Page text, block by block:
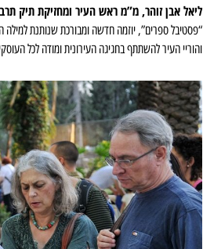
ליאל אבן זוהר, מ”מ ראש העיר ומחזיקת תיק
“פסטיבל ספרים”, יוזמה חדשה ומבורכת שנותנת למילה
והוריי העיר להשתתף בחגיגה העירונית ומודה לכל